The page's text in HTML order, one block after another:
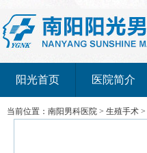
阳光首页 医院简介
当前位置： 南阳男科医院 > 生殖手术 >